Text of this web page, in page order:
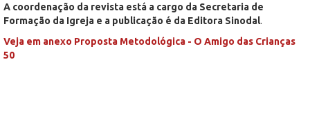
A coordenação da revista está a cargo da Secretaria de
Formação da Igreja e a publicação é da Editora Sinodal.
Veja em anexo Proposta Metodológica - O Amigo das Crianças
50